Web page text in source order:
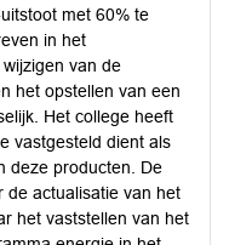
met 60% te
in het
van de
het opstellen van een
Het college heeft
vastgesteld dient als
deze producten. De
de actualisatie van het
het vaststellen van het